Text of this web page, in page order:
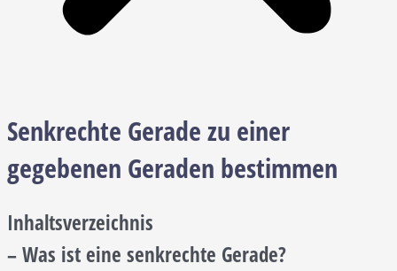
Senkrechte Gerade zu einer
gegebenen Geraden bestimmen
Inhaltsverzeichnis
– Was ist eine senkrechte Gerade?